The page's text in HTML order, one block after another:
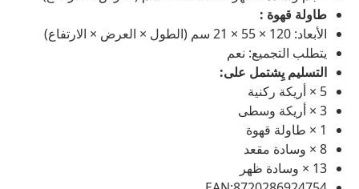
طاولة قهوة :
الأبعاد: 120 × 55 × 21 سم (الطول × العرض × الارتفاع)
يتطلب التجميع: نعم
التسليم يِشتمل على:
5 × أريكة ركنية
3 × أريكة وسطى
1 × طاولة قهوة
8 × وسادة مقعد
13 × وسادة ظهر